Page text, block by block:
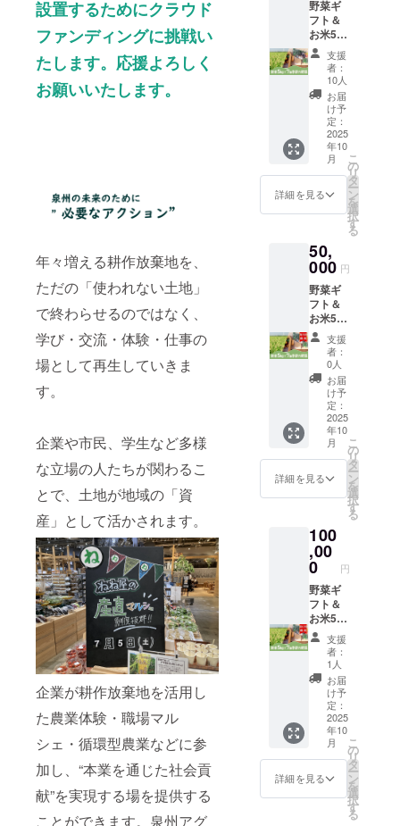
設置するためにクラウド
ファンディングに挑戦い
たします。応援よろしく
お願いいたします。
年々増える耕作放棄地を、
ただの「使われない土地」
で終わらせるのではなく、
学び・交流・体験・仕事の
場として再生していきま
す。
企業や市民、学生など多様
な立場の人たちが関わるこ
とで、土地が地域の「資
産」として活かされます。
企業が耕作放棄地を活用し
た農業体験・職場マル
シェ・循環型農業などに参
加し、“本業を通じた社会貢
献”を実現する場を提供する
ことができます。泉州アグ
届けし
ます ※
お野菜
はお選
びいた
だけま
せん。
こちら
で選別
してお
入れい
たしま
写真と
内容が
ます。
※クール
便で配
送いた
します
「原材
料及び
添加物
等の食
品表示
はお届
け商品
のラベ
ルに表
記され
ます。
商品開
封前に
は必ず
のリ
ターン
に貼付
された
ラベル
や注意
書きを
ご確認
くださ
い。」
程度 ・
新玉ね
ぎ 700
ｇ 2～3
個 ・白
菜 個
2000ｇ
1個 ・
大根 本
1000ｇ
程度 1
本 ・か
500ｇ程
度 2～5
ツ 2000
ｇ 1個
から毎
回5種類
お選び
してお
入れし
ます
2026年
2月/4月
春夏野
菜内
容： ・
丸オク
ラ 150
程度 ・
筑陽茄
ｇ程度
2～4本
・水茄
子 200
ｇ程度
2～3個
・きゅ
うり
200ｇ程
度 2～4
個 ・空
心菜
150ｇ 1
束 ・モ
ロヘイ
ヤ 150
ｇ1束
き枝豆
300ｇ1
ｇ 1個
・人
参 綾
誉 500
ｇ程度
2～3個
・ほう
れんそ
う 150
ｇ 束 ・
菊菜 袋
150ｇ
松菜
150ｇ
タス
200ｇ 1
個 ・レ
タス
200ｇ 1
個 ・セ
ロリ
300ｇ程
度 2～3
枚 ・芽
キャベ
ツ 200
ｇ 10個
程度 ・
新玉ね
ｇ 2～3
個 ・白
1個 ・
大根 本
1000ｇ
程度 1
本 ・か
ぶら
500ｇ程
度 2～5
個 ・春
キャベ
ツ 2000
ｇ 1個
から7種
類お選
びして
お入れ
「原材
料及び
・寒玉
キャベ
ツ
1500ｇ
～2000
ｇ 1個
・レッ
ドキャ
ベツ
1000ｇ
程度 1
個 ・ブ
ロッコ
リー
300ｇ～
500ｇ 1
リフラ
ワー
300ｇ～
500ｇ 1
個 ・ス
ティッ
クカリ
フラ
ワー250
ｇ 1個
・人
参 綾
ｇ程度
2～3個
れんそ
う 150
150ｇ
束 ・小
松菜
150ｇ
束 ・サ
ニーレ
タス
200ｇ 1
個 ・レ
タス
200ｇ 1
個 ・セ
ロリ
300ｇ程
度 2～3
枚 ・芽
ツ 200
ｇ 10個
グリで
収穫し
た季節
の野菜
詰め合
わせ7種
10月/12
月秋冬
野菜内
容： ・
松波
キャベ
ツ
1500ｇ
キャベ
ツ
1500ｇ
～2000
ｇ 1個
・レッ
ドキャ
ベツ
1000ｇ
程度 1
個 ・ブ
ロッコ
リー
300ｇ～
500ｇ 1
個 ・カ
リフラ
300ｇ～
個 ・ス
ティッ
クカリ
フラ
ワー250
ｇ 1個
・人
参 綾
ｇ程度
2～3個
・ほう
れんそ
う 150
ｇ 束 ・
菊菜 袋
150ｇ
束 ・小
野菜ギ
フト＆
お米5kg
セッ
ト
（お米5
ｋｇ入
り季節
の野菜
詰め合
わせ7
種）秋
冬野菜1
回 ・泉
州アグ
リで収
お米
（新
米）5kg
・泉州
アグリ
で収穫
した季
節の野
菜詰め
合わせ7
種 秋冬
野菜内
容： ・
松波
キャベ
ツ
1500ｇ
キャベ
ツ
1500ｇ
～2000
ｇ 1個
・レッ
ドキャ
ベツ
1000ｇ
程度 1
個 ・ブ
ロッコ
リー
300ｇ～
500ｇ 1
個 ・カ
リフラ
ワー
300ｇ～
500ｇ 1
支援
者：
10人
お届
け予
定：
2025
年10
月
詳細を見る
こ
の
リ
タ
ー
ン
を
選
択
す
る
50,
000 円
野菜ギ
フト＆
お米5kg
セット
（5回配
送）
（お米5
ｋｇ入
り季節
の野菜
詰め合
わせ7
種）秋
冬・春
夏野菜5
回 ・泉
リで収
穫した
お米
（新
米）5kg
・泉州
アグリ
で収穫
した季
節の野
菜詰め
合わせ7
種 内
容： か
ら7種類
お選び
してお
入れし
ます 10
月/12月
支援
者：
0人
お届
け予
定：
2025
年10
月
詳細を見る
こ
の
リ
タ
ー
ン
を
選
択
す
る
100
,00
0 円
野菜ギ
フト＆
お米5kg
セット
（毎月
定期発
送12
回）
（お米5
ｋｇ入
り季節
の野菜
詰め合
わせ7
種）秋
冬野菜
支援
者：
1人
お届
け予
定：
2025
年10
月
詳細を見る
こ
の
リ
タ
ー
ン
を
選
択
す
る